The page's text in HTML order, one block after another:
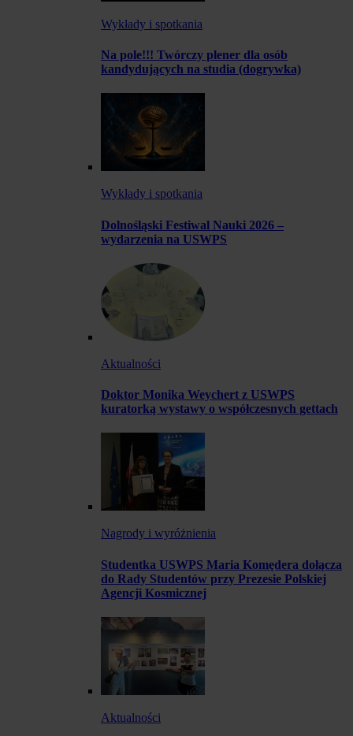
Wykłady i spotkania
Na pole!!! Twórczy plener dla osób
kandydujących na studia (dogrywka)
Wykłady i spotkania
Dolnośląski Festiwal Nauki 2026 –
wydarzenia na USWPS
Aktualności
Doktor Monika Weychert z USWPS
kuratorką wystawy o współczesnych gettach
Nagrody i wyróżnienia
Studentka USWPS Maria Komędera dołącza
do Rady Studentów przy Prezesie Polskiej
Agencji Kosmicznej
Aktualności